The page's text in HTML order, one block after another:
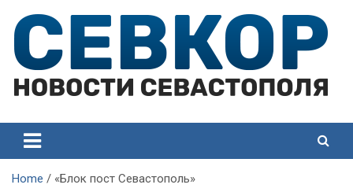
content
Севастополя
Севастополя
Home «Блок пост Севастополь»